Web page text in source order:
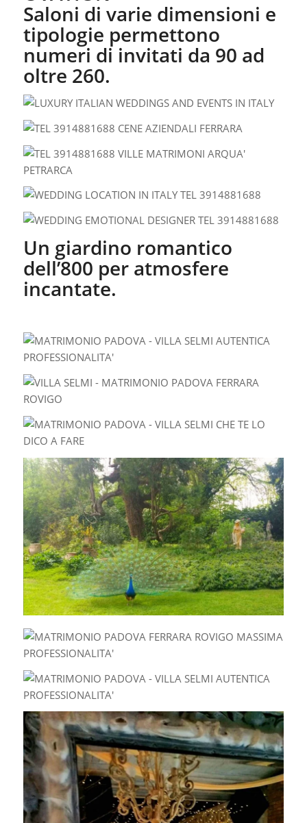
Saloni di varie dimensioni e
tipologie permettono
numeri di invitati da 90 ad
oltre 260.
Un giardino romantico
dell’800 per atmosfere
incantate.